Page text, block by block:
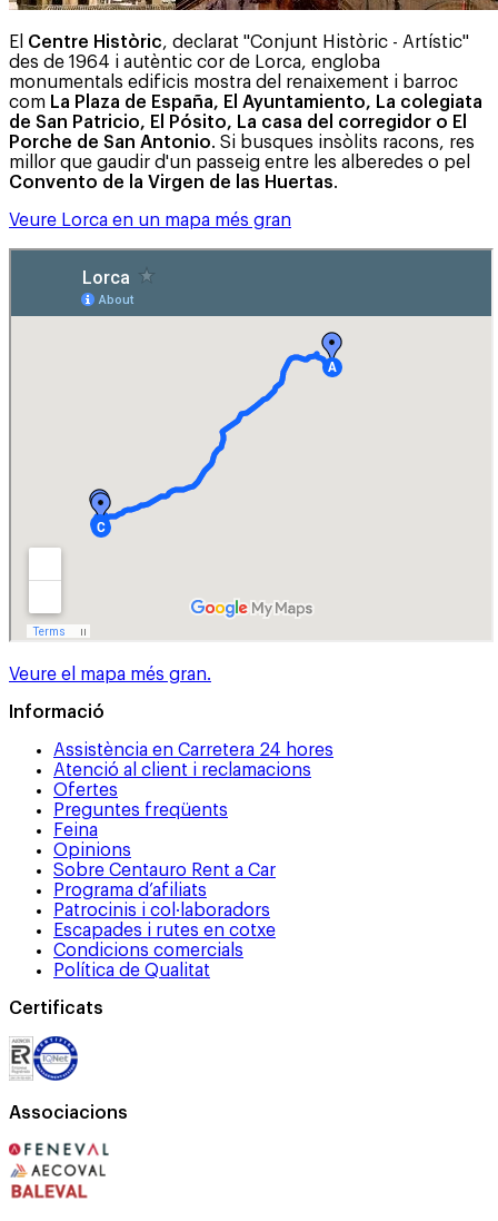
El Centre Històric, declarat "Conjunt Històric - Artístic"
des de 1964 i autèntic cor de Lorca, engloba
monumentals edificis mostra del renaixement i barroc
com La Plaza de España, El Ayuntamiento, La colegiata
de San Patricio, El Pósito, La casa del corregidor o El
Porche de San Antonio. Si busques insòlits racons, res
millor que gaudir d'un passeig entre les alberedes o pel
Convento de la Virgen de las Huertas.
Veure Lorca en un mapa més gran
Veure el mapa més gran.
Informació
Assistència en Carretera 24 hores
Atenció al client i reclamacions
Ofertes
Preguntes freqüents
Feina
Opinions
Sobre Centauro Rent a Car
Programa d’afiliats
Patrocinis i col·laboradors
Escapades i rutes en cotxe
Condicions comercials
Política de Qualitat
Certificats
Associacions